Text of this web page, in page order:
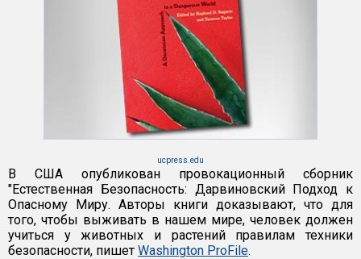
ucpress.edu
В США опубликован провокационный сборник
"Естественная Безопасность: Дарвиновский Подход к
Опасному Миру. Авторы книги доказывают, что для
того, чтобы выживать в нашем мире, человек должен
учиться у животных и растений правилам техники
безопасности, пишет Washington ProFile.